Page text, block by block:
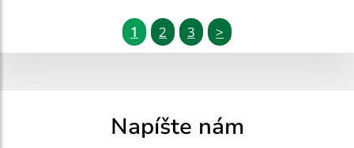
1 2 3 >
Napíšte nám